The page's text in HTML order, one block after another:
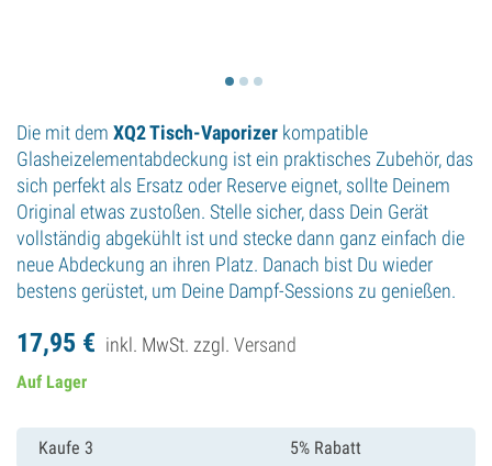
Die mit dem XQ2 Tisch-Vaporizer kompatible
Glasheizelementabdeckung ist ein praktisches Zubehör, das
sich perfekt als Ersatz oder Reserve eignet, sollte Deinem
Original etwas zustoßen. Stelle sicher, dass Dein Gerät
vollständig abgekühlt ist und stecke dann ganz einfach die
neue Abdeckung an ihren Platz. Danach bist Du wieder
bestens gerüstet, um Deine Dampf-Sessions zu genießen.
17,95 € inkl. MwSt. zzgl. Versand
Auf Lager
Kaufe 3 5% Rabatt